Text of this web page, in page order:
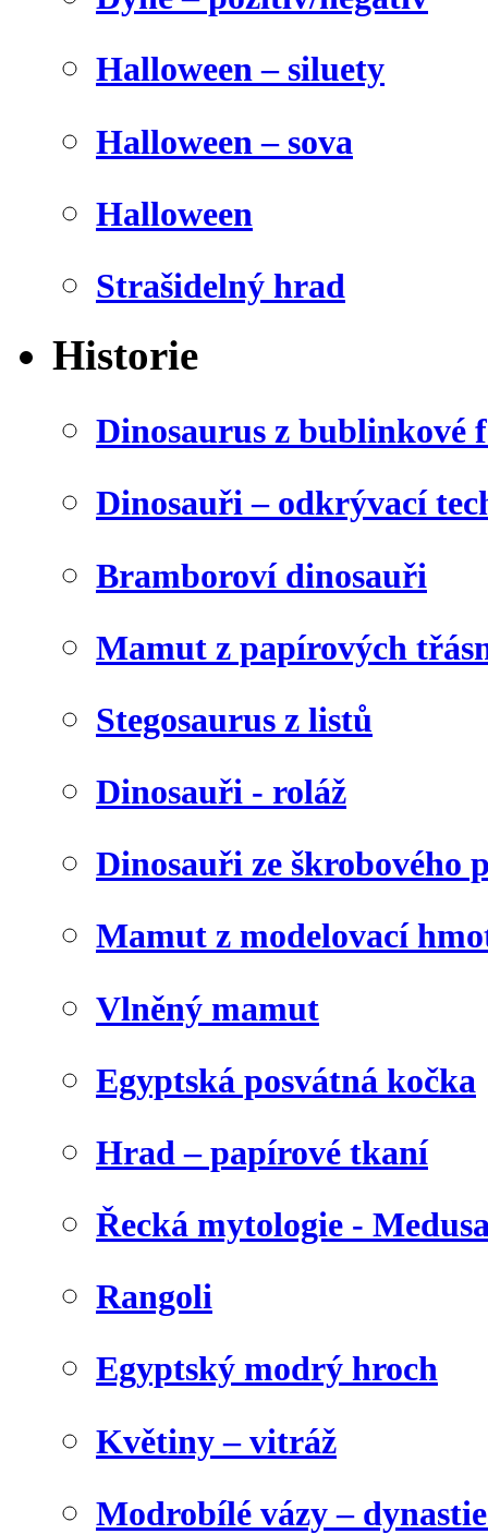
Halloween – siluety
Halloween – sova
Halloween
Strašidelný hrad
Historie
Dinosaurus z bublinkové
Dinosauři – odkrývací
Bramboroví dinosauři
Mamut z papírových
Stegosaurus z listů
Dinosauři - roláž
Dinosauři ze škrobového
Mamut z modelovací
Vlněný mamut
Egyptská posvátná kočka
Hrad – papírové tkaní
Řecká mytologie -
Rangoli
Egyptský modrý hroch
Květiny – vitráž
Modrobílé vázy –